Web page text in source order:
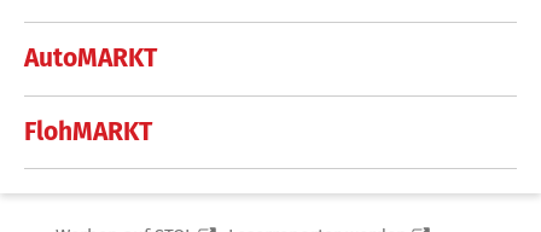
AutoMARKT
FlohMARKT